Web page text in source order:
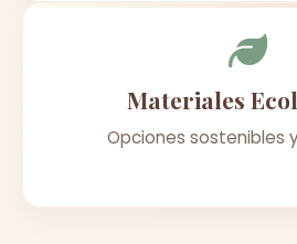
Materiales
Opciones sostenibles